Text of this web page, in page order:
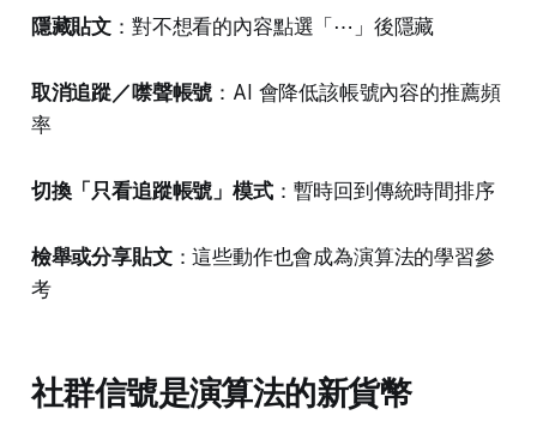
隱藏貼文 ：對不想看的內容點選「⋯」後隱藏
取消追蹤／噤聲帳號 ：AI 會降低該帳號內容的推薦頻
率
切換「只看追蹤帳號」模式：暫時回到傳統時間排序
檢舉或分享貼文：這些動作也會成為演算法的學習參
考
社群信號是演算法的新貨幣